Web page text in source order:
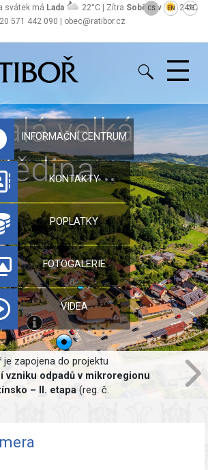
571 442 090 | obec@ratibor.cz
svátek má Lada 22°C | Zítra Soběslav 24°C
CS EN DE
velká
INFORMAČNÍ CENTRUM
KONTAKTY
POPLATKY
FOTOGALERIE
VIDEA
nepropustných ploch v obci
Evropskou
projektu je realizace místní
lokalitě a za normálních
deštové vody vsakovány do